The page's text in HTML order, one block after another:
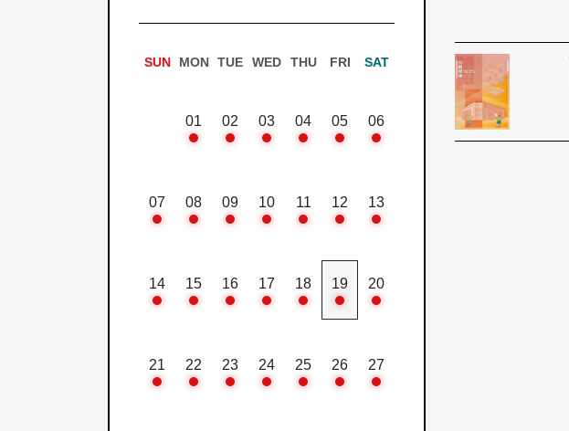
SUN MON TUE WED THU FRI SAT
01 02 03 04 05 06
07 08 09 10 11 12 13
14 15 16 17 18 19 20
21 22 23 24 25 26 27